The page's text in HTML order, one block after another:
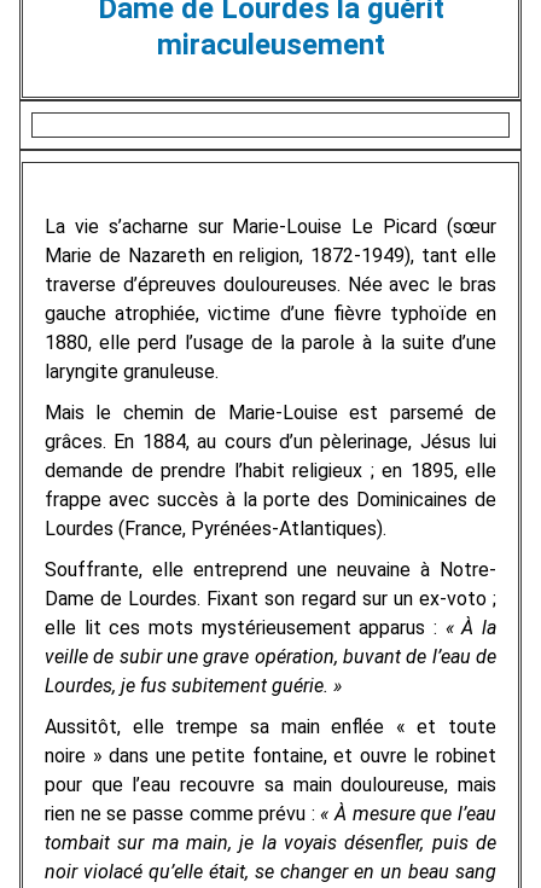
Dame de Lourdes la guérit
miraculeusement
La vie s’acharne sur Marie-Louise Le Picard (sœur
Marie de Nazareth en religion, 1872-1949), tant elle
traverse d’épreuves douloureuses. Née avec le bras
gauche atrophiée, victime d’une fièvre typhoïde en
1880, elle perd l’usage de la parole à la suite d’une
laryngite granuleuse.
Mais le chemin de Marie-Louise est parsemé de
grâces. En 1884, au cours d’un pèlerinage, Jésus lui
demande de prendre l’habit religieux ; en 1895, elle
frappe avec succès à la porte des Dominicaines de
Lourdes (France, Pyrénées-Atlantiques).
Souffrante, elle entreprend une neuvaine à Notre-
Dame de Lourdes. Fixant son regard sur un ex-voto ;
elle lit ces mots mystérieusement apparus : « À la
veille de subir une grave opération, buvant de l’eau de
Lourdes, je fus subitement guérie. »
Aussitôt, elle trempe sa main enflée « et toute
noire » dans une petite fontaine, et ouvre le robinet
pour que l’eau recouvre sa main douloureuse, mais
rien ne se passe comme prévu :« À mesure que l’eau
tombait sur ma main, je la voyais désenfler, puis de
noir violacé qu’elle était, se changer en un beau sang